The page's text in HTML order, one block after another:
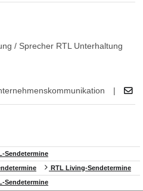
/ Sprecher RTL Unterhaltung
|
Sendetermine
RTL Living-Sendetermine
Sendetermine